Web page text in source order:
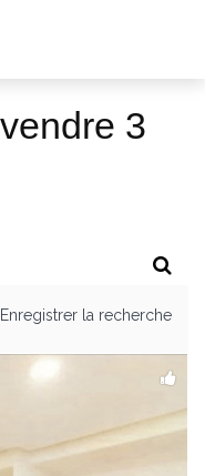
3
Enregistrer la recherche